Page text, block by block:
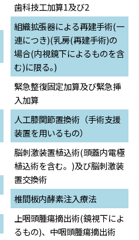
歯科技工加算1及び2
組織拡張器による再建手術(一
連につき)(乳房(再建手術)の
場合(内視鏡下によるものを含
む)に限る｡)
緊急整復固定加算及び緊急挿
入加算
人工膝関節置換術（手術支援
装置を用いるもの）
脳刺激装置植込術(頭蓋内電極
植込術を含む。)及び脳刺激装
置交換術
椎間板内酵素注入療法
上咽頭腫瘍摘出術(鏡視下によ
るもの)、中咽頭腫瘍摘出術